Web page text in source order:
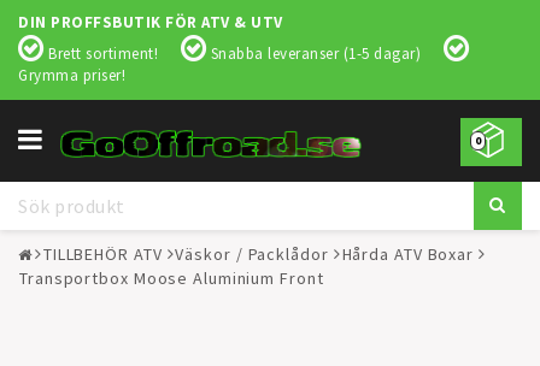
DIN PROFFSBUTIK FÖR ATV & UTV
Brett sortiment!
Snabba leveranser (1-5 dagar)
Grymma priser!
0
Toggle
navigation
TILLBEHÖR ATV Väskor / Packlådor
Hårda ATV Boxar
Transportbox Moose Aluminium Front